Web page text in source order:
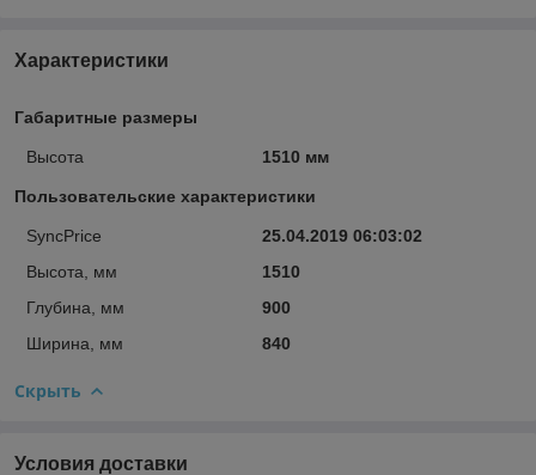
Характеристики
Габаритные размеры
Высота 1510 мм
Пользовательские характеристики
SyncPrice
25.04.2019 06:03:02
Высота, мм
1510
Глубина, мм
900
Ширина, мм
840
Скрыть
Условия доставки